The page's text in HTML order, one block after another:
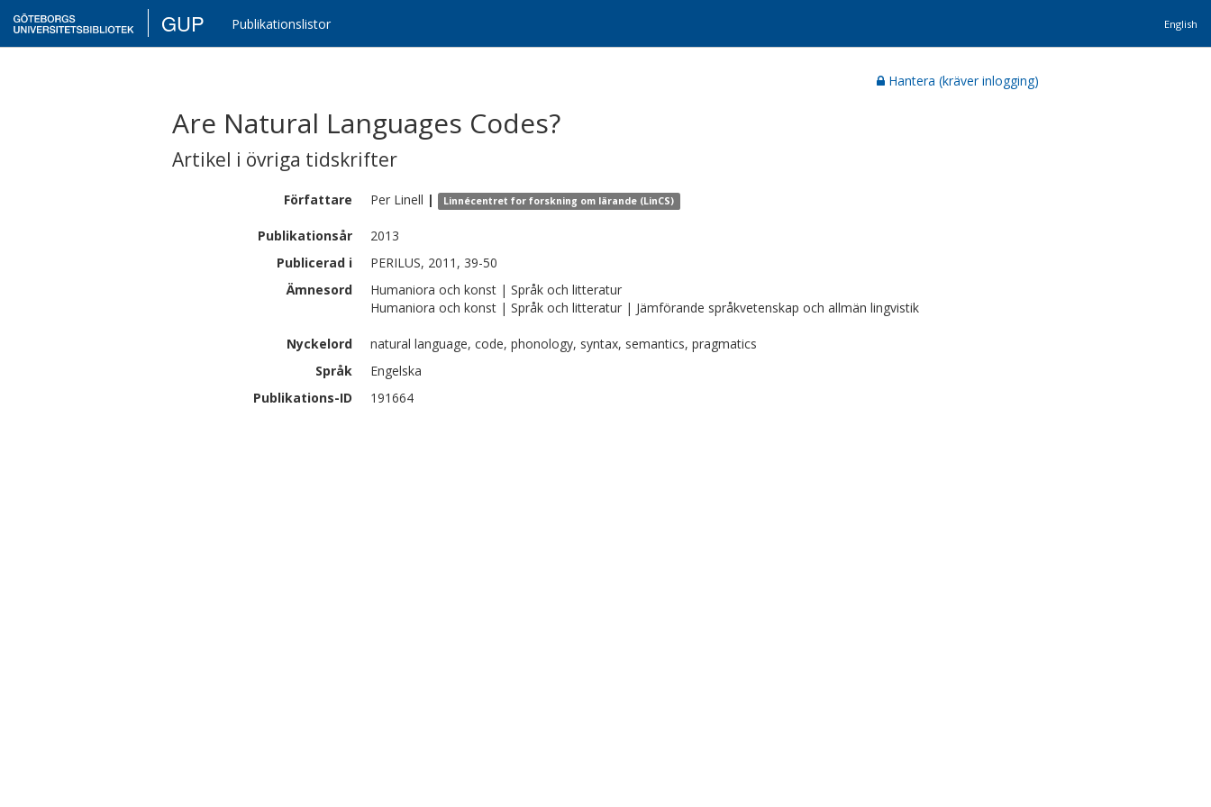
GUP Publikationslistor English
Hantera (kräver inlogging)
Are Natural Languages Codes?
Artikel i övriga tidskrifter
Författare Per Linell | Linnécentret for forskning om lärande (LinCS)
Publikationsår
2013
Publicerad i
PERILUS, 2011, 39-50
Ämnesord
Humaniora och konst | Språk och litteratur
Humaniora och konst | Språk och litteratur | Jämförande språkvetenskap och allmän lingvistik
Nyckelord
natural language, code, phonology, syntax, semantics, pragmatics
Språk
Engelska
Publikations-ID
191664